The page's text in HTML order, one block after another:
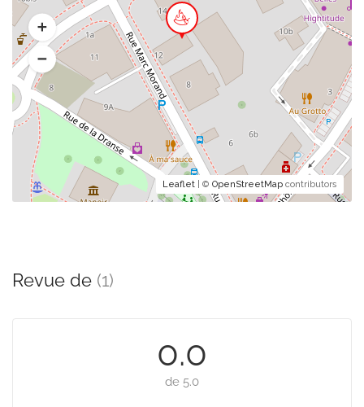
Leaflet | © OpenStreetMap contributors
Revue de (1)
0.0
de 5.0